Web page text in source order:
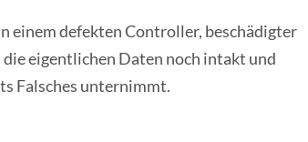
einem defekten Controller, beschädigter
eigentlichen Daten noch intakt und
Falsches unternimmt.